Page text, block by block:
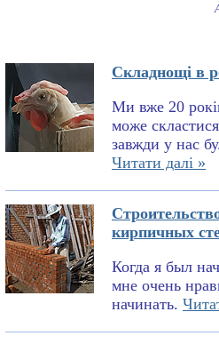
Складнощі в
Ми вже 20
може
завжди у нас
Читати далі »
кирпичных
Когда я был
мне очень
начинать.